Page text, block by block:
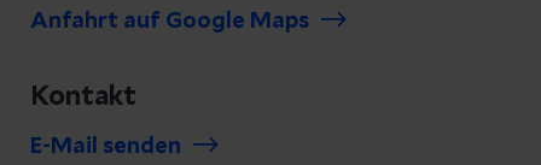
Anfahrt auf Google Maps
Kontakt
E-Mail senden